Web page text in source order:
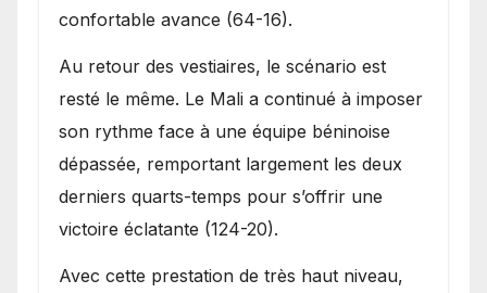
confortable avance (64-16).
Au retour des vestiaires, le scénario est
resté le même. Le Mali a continué à imposer
son rythme face à une équipe béninoise
dépassée, remportant largement les deux
derniers quarts-temps pour s’offrir une
victoire éclatante (124-20).
Avec cette prestation de très haut niveau,